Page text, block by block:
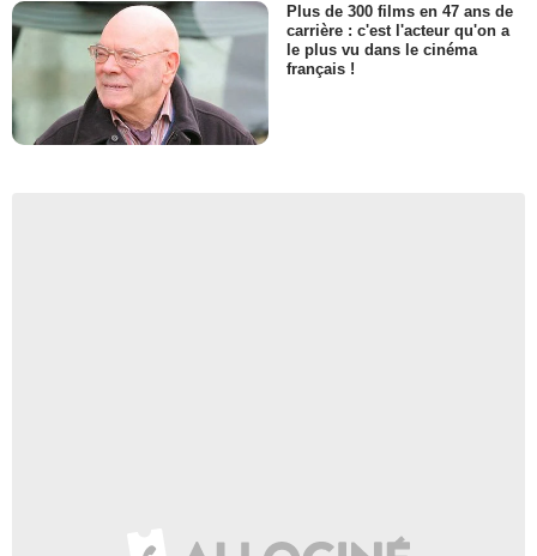
Plus de 300 films en 47 ans de
carrière : c'est l'acteur qu'on a
le plus vu dans le cinéma
français !